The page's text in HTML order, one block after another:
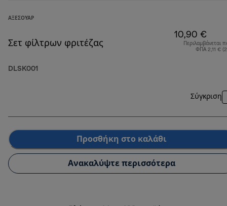
ΑΞΕΣΟΥΆΡ
Σετ φίλτρων φριτέζας
DLSK001
10,90 €
Περιλαμβάνεται
ΦΠΑ 2,11 €
Σύγκριση
Προσθήκη στο καλάθι
Ανακαλύψτε περισσότερα